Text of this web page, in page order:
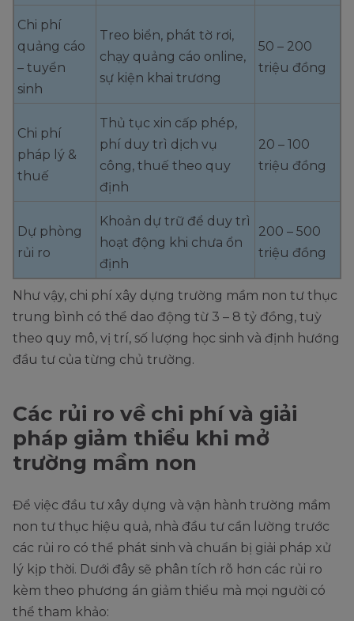
Chi phí
quảng cáo
– tuyển
sinh
Treo biển, phát tờ rơi,
chạy quảng cáo online,
sự kiện khai trương
50 – 200
triệu đồng
Chi phí
pháp lý &
thuế
Thủ tục xin cấp phép,
phí duy trì dịch vụ
công, thuế theo quy
định
20 – 100
triệu đồng
Dự phòng
rủi ro
Khoản dự trữ để duy trì
hoạt động khi chưa ổn
định
200 – 500
triệu đồng
Như vậy, chi phí xây dựng trường mầm non tư thục
trung bình có thể dao động từ 3 – 8 tỷ đồng, tuỳ
theo quy mô, vị trí, số lượng học sinh và định hướng
đầu tư của từng chủ trường.
Các rủi ro về chi phí và giải
pháp giảm thiểu khi mở
trường mầm non
Để việc đầu tư xây dựng và vận hành trường mầm
non tư thục hiệu quả, nhà đầu tư cần lường trước
các rủi ro có thể phát sinh và chuẩn bị giải pháp xử
lý kịp thời. Dưới đây sẽ phân tích rõ hơn các rủi ro
kèm theo phương án giảm thiểu mà mọi người có
thể tham khảo: